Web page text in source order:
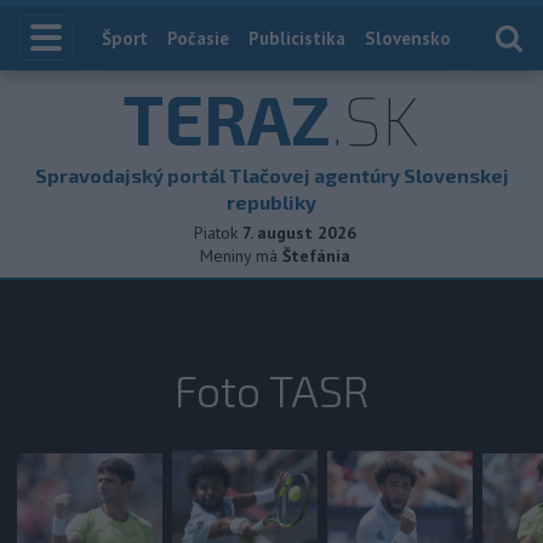
Index
Šport Počasie Publicistika Slovensko
TERAZ.SK
Spravodajský portál Tlačovej agentúry Slovenskej
republiky
Piatok 7. august 2026
Meniny má Štefánia
Foto TASR